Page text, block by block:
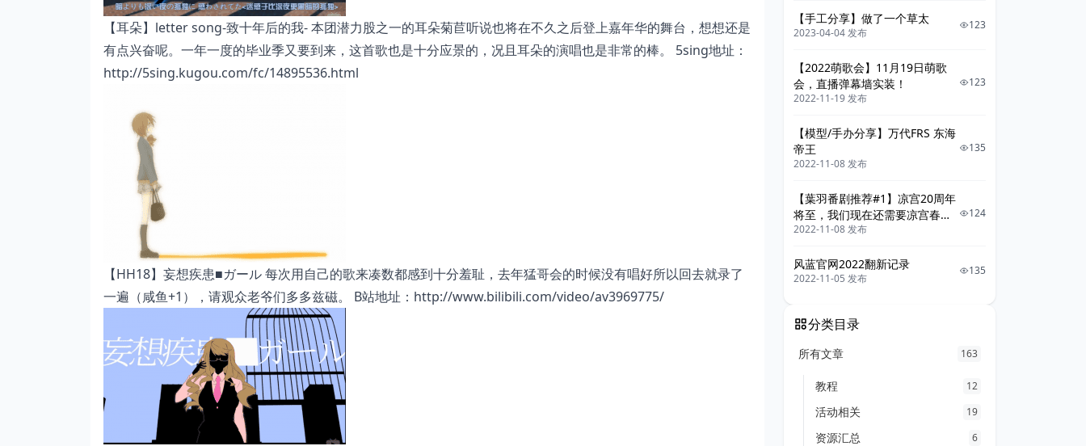
【耳朵】letter song-致十年后的我- 本团潜力股之一的耳朵菊苣听说也将在不久之后登上嘉年华的舞台，想想还是
有点兴奋呢。一年一度的毕业季又要到来，这首歌也是十分应景的，况且耳朵的演唱也是非常的棒。 5sing地址：
http://5sing.kugou.com/fc/14895536.html
【HH18】妄想疾患■ガール 每次用自己的歌来凑数都感到十分羞耻，去年猛哥会的时候没有唱好所以回去就录了
一遍（咸鱼+1），请观众老爷们多多兹磁。 B站地址： http://www.bilibili.com/video/av3969775/
【手工分享】做了一个草太
2023-04-04 发布
123
【2022萌歌会】11月19日萌歌
会，直播弹幕墙实装！
2022-11-19 发布
123
【模型/手办分享】万代FRS 东海
帝王
2022-11-08 发布
135
【葉羽番剧推荐#1】凉宫20周年
将至，我们现在还需要凉宫春日
系列吗
2022-11-08 发布
124
风蓝官网2022翻新记录
2022-11-05 发布
135
分类目录
所有文章 163
教程 12
活动相关 19
资源汇总 6